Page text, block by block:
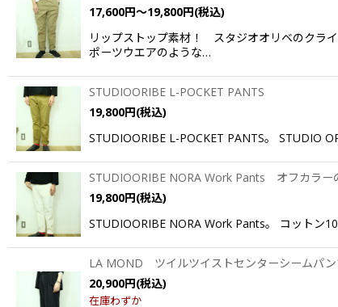
17,600円～19,800円(税込)
リップストップ素材！ スタジオオリベのクラ
ポーツウエアのような…
STUDIOORIBE L-POCKET PANTS
19,800円(税込)
STUDIOORIBE L-POCKET PANTS。 STUDIO
STUDIOORIBE NORA Work Pants オフカラー
19,800円(税込)
STUDIOORIBE NORA Work Pants。 コットン
LA MOND ツイルツイストセンターシームパン
20,900円(税込)
在庫わずか